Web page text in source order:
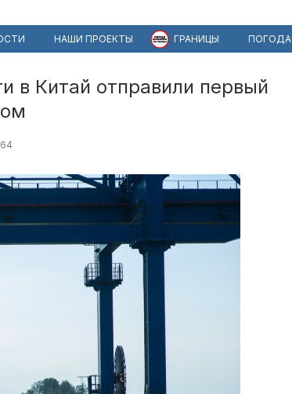
НАШИ ПРОЕКТЫ ГРАНИЦЫ ПОГОДА
в Китай отправили первый